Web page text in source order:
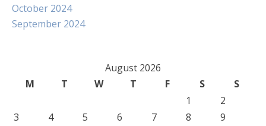
October 2024
September 2024
August 2026
M
T W T F S
S
1
2
3
4 5 6 7 8
9